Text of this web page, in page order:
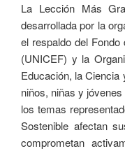
La Lección Más
desarrollada por la
el respaldo del
(UNICEF) y la
Educación, la
niños, niñas y
los temas
Sostenible afectan
comprometan